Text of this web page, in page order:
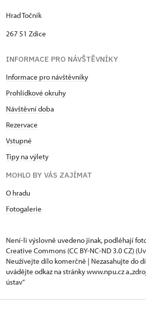
Hrad Točník
267 51 Zdice
INFORMACE PRO NÁVŠTĚVNÍKY
Informace pro návštěvníky
Prohlídkové okruhy
Návštěvní doba
Rezervace
Vstupné
Tipy na výlety
MOHLO BY VÁS ZAJÍMAT
O hradu
Fotogalerie
Není-li výslovně uvedeno jinak, podléhají
Creative Commons (CC BY-NC-ND 3.0 CZ)
Neužívejte dílo komerčně | Nezasahujte do
uvádějte odkaz na stránky www.npu.cz a
ústav“